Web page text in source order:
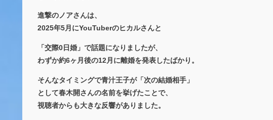
進撃のノアさんは、
2025年5月にYouTuberのヒカルさんと
「交際0日婚」で話題になりましたが、
わずか約6ヶ月後の12月に離婚を発表したばかり。
そんなタイミングで青汁王子が「次の結婚相手」
として春木開さんの名前を挙げたことで、
視聴者からも大きな反響がありました。